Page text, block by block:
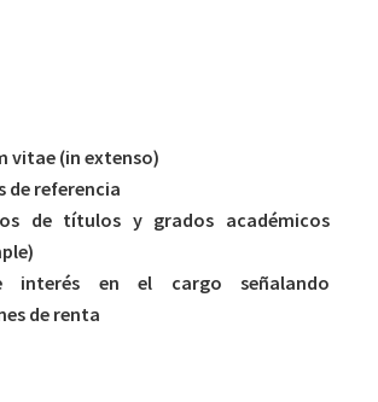
vitae (in extenso)
de referencia
de títulos y grados académicos
interés en el cargo señalando
de renta